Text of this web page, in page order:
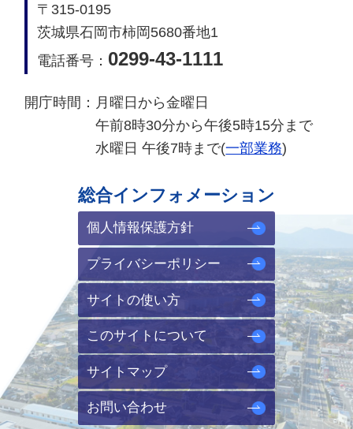
〒315-0195
茨城県石岡市柿岡5680番地1
電話番号： 0299-43-1111
開庁時間： 月曜日から金曜日
午前8時30分から午後5時15分まで
水曜日 午後7時まで(一部業務)
総合インフォメーション
個人情報保護方針
プライバシーポリシー
サイトの使い方
このサイトについて
サイトマップ
お問い合わせ